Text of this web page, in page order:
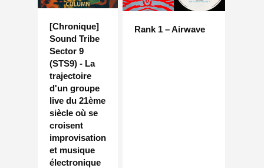
[Chronique]
Sound Tribe
Sector 9
(STS9) - La
trajectoire
d'un groupe
live du 21ème
siècle où se
croisent
improvisation
et musique
électronique
Rank 1 – Airwave